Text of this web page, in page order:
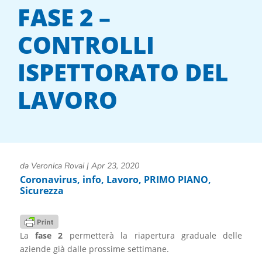
FASE 2 –
CONTROLLI
ISPETTORATO DEL
LAVORO
da Veronica Rovai| Apr 23, 2020
Coronavirus, info, Lavoro, PRIMO PIANO,
Sicurezza
La fase 2 permetterà la riapertura graduale delle
aziende già dalle prossime settimane.